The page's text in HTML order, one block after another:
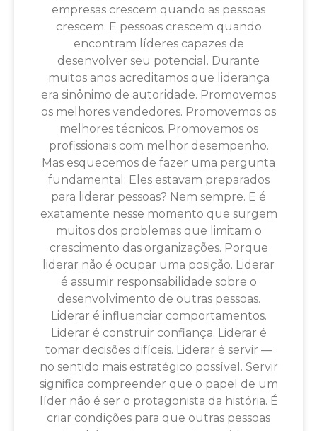
empresas crescem quando as pessoas
crescem. E pessoas crescem quando
encontram líderes capazes de
desenvolver seu potencial. Durante
muitos anos acreditamos que liderança
era sinônimo de autoridade. Promovemos
os melhores vendedores. Promovemos os
melhores técnicos. Promovemos os
profissionais com melhor desempenho.
Mas esquecemos de fazer uma pergunta
fundamental: Eles estavam preparados
para liderar pessoas? Nem sempre. E é
exatamente nesse momento que surgem
muitos dos problemas que limitam o
crescimento das organizações. Porque
liderar não é ocupar uma posição. Liderar
é assumir responsabilidade sobre o
desenvolvimento de outras pessoas.
Liderar é influenciar comportamentos.
Liderar é construir confiança. Liderar é
tomar decisões difíceis. Liderar é servir —
no sentido mais estratégico possível. Servir
significa compreender que o papel de um
líder não é ser o protagonista da história. É
criar condições para que outras pessoas